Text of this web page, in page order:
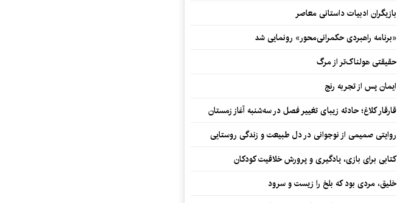
بازیگران ادبیات داستانی معاصر
«برنامه راهبردی حکمرانی‌محور» رونمایی شد
حقیقتی هولناک‌تر از مرگ
ایمان پس از تجربه رنج
قارقار کلاغ؛ حادثه زیبای تغییر فصل در سه‌شنبه آغاز زمستان
روایتی صمیمی از نوجوانی در دل طبیعت و زندگی روستایی
کتابی برای بازی، یادگیری و پرورش خلاقیت کودکان
خلیق، مردی بود که بلخ را زیست و سرود